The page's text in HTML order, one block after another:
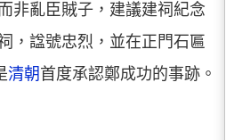
非亂臣賊子，建議建祠紀念
，諡號忠烈，並在正門石匾
清朝首度承認鄭成功的事跡。